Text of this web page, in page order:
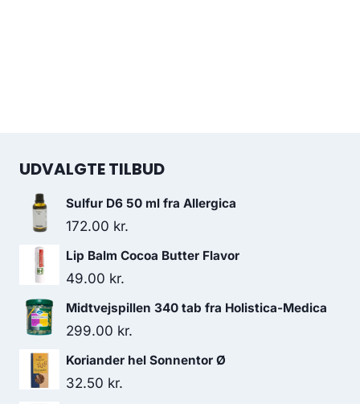
UDVALGTE TILBUD
Sulfur D6 50 ml fra Allergica
172.00 kr.
Lip Balm Cocoa Butter Flavor
49.00 kr.
Midtvejspillen 340 tab fra Holistica-Medica
299.00 kr.
Koriander hel Sonnentor Ø
32.50 kr.